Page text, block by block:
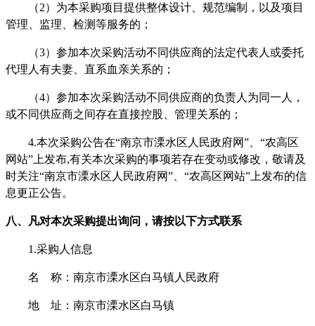
（2）为本采购项目提供整体设计、规范编制，以及项目
管理、监理、检测等服务的；
（3）参加本次采购活动不同供应商的法定代表人或委托
代理人有夫妻、直系血亲关系的；
（4）参加本次采购活动不同供应商的负责人为同一人，
或不同供应商之间存在直接控股、管理关系的；
4.本次采购公告在“南京市溧水区人民政府网”、“农高区
网站”上发布,有关本次采购的事项若存在变动或修改，敬请及
时关注“南京市溧水区人民政府网”、“农高区网站”上发布的信
息更正公告。
八、凡对本次采购提出询问，请按以下方式联系
1.采购人信息
名 称： 南京市溧水区白马镇人民政府
地 址： 南京市溧水区白马镇